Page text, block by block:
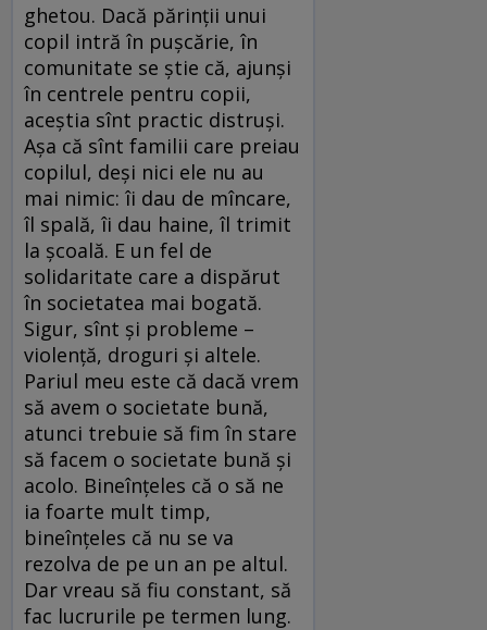
ghetou. Dacă părinţii unui
copil intră în puşcărie, în
comunitate se ştie că, ajunşi
în centrele pentru copii,
aceştia sînt practic distruşi.
Aşa că sînt familii care preiau
copilul, deşi nici ele nu au
mai nimic: îi dau de mîncare,
îl spală, îi dau haine, îl trimit
la şcoală. E un fel de
solidaritate care a dispărut
în societatea mai bogată.
Sigur, sînt şi probleme –
violenţă, droguri şi altele.
Pariul meu este că dacă vrem
să avem o societate bună,
atunci trebuie să fim în stare
să facem o societate bună şi
acolo. Bineînţeles că o să ne
ia foarte mult timp,
bineînţeles că nu se va
rezolva de pe un an pe altul.
Dar vreau să fiu constant, să
fac lucrurile pe termen lung.